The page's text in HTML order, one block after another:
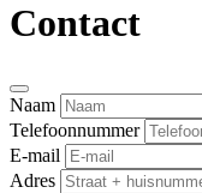
Contact
Naam
Telefoonnummer
E-mail
Adres